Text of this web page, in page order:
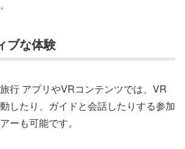
ブな体験
行 アプリやVRコンテンツでは、VR
したり、ガイドと会話したりする参加
ーも可能です。